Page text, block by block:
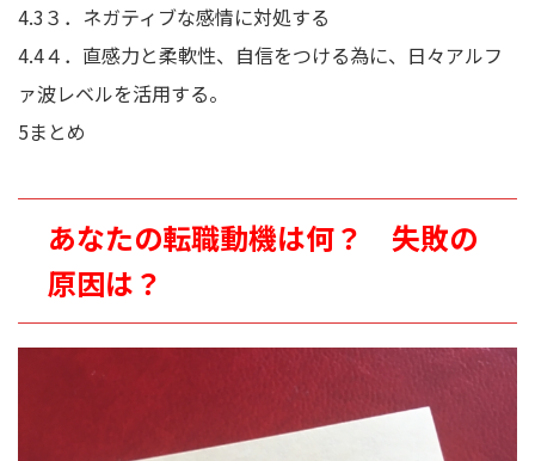
4.3３．ネガティブな感情に対処する
4.4４．直感力と柔軟性、自信をつける為に、日々アルフ
ァ波レベルを活用する。
5まとめ
あなたの転職動機は何？ 失敗の
原因は？